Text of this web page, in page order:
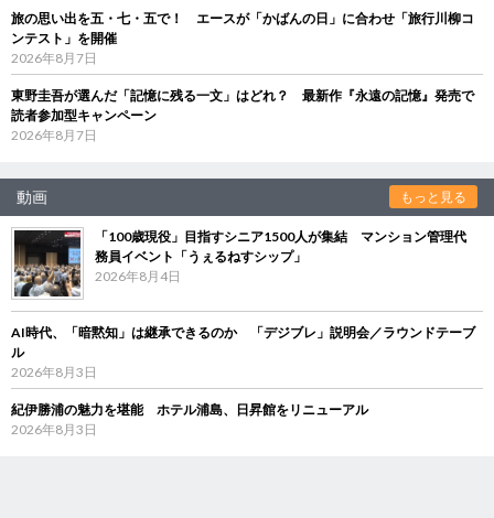
旅の思い出を五・七・五で！ エースが「かばんの日」に合わせ「旅行川柳コ
ンテスト」を開催
2026年8月7日
東野圭吾が選んだ「記憶に残る一文」はどれ？ 最新作『永遠の記憶』発売で
読者参加型キャンペーン
2026年8月7日
動画 もっと見る
「100歳現役」目指すシニア1500人が集結 マンション管理代
務員イベント「うぇるねすシップ」
2026年8月4日
AI時代、「暗黙知」は継承できるのか 「デジブレ」説明会／ラウンドテーブ
ル
2026年8月3日
紀伊勝浦の魅力を堪能 ホテル浦島、日昇館をリニューアル
2026年8月3日